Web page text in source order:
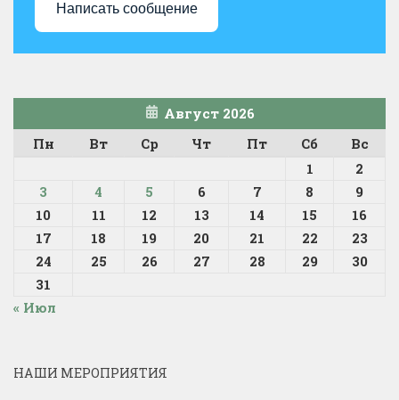
Написать сообщение
Август 2026
Пн
Вт Ср Чт Пт Сб
Вс
1
2
3
4 5 6 7 8
9
10
11 12 13 14 15
16
17
18 19 20 21 22
23
24
25 26 27 28 29
30
31
« Июл
НАШИ МЕРОПРИЯТИЯ